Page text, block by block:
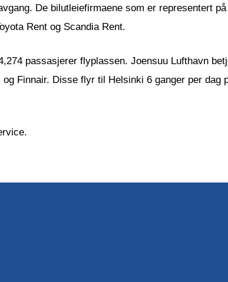
De bilutleiefirmaene som er representert
Rent og Scandia Rent.
passasjerer flyplassen. Joensuu Lufthavn
og Finnair. Disse flyr til Helsinki 6 ganger per dag